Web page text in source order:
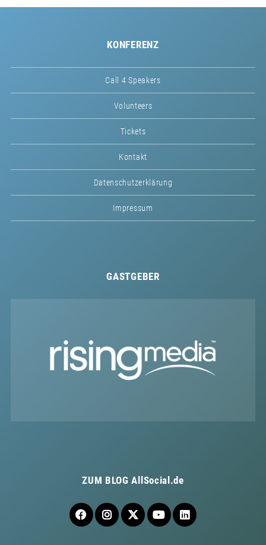
KONFERENZ
Call 4 Speakers
Volunteers
Tickets
Kontakt
Datenschutzerklärung
Impressum
GASTGEBER
ZUM BLOGAllSocial.de